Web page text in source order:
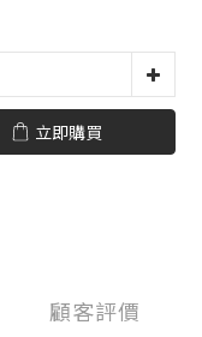
立即購買
顧客評價